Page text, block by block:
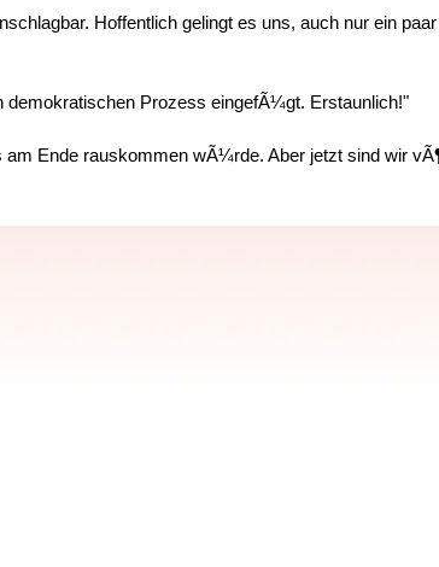
Hoffentlich gelingt es uns, auch nur ein
demokratischen Prozess eingefÃ¼gt. Erstaunlich!"
Ende rauskommen wÃ¼rde. Aber jetzt sind wir